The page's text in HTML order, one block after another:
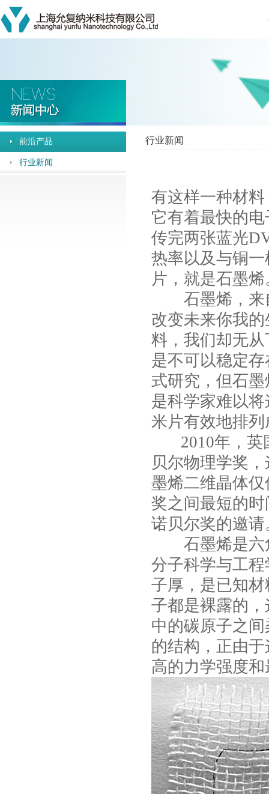
前沿产品
行业新闻
行业新闻
有这样一种材
它有着最快的
传完两张蓝光
热率以及与铜
片，就是石墨烯
石墨烯，来自
改变未来你我
料，我们却无
是不可以稳定
式研究，但石
是科学家难以
米片有效地排
2010年，英
贝尔物理学奖
墨烯二维晶体
奖之间最短的
诺贝尔奖的邀请
石墨烯是六角
分子科学与工
子厚，是已知
子都是裸露的
中的碳原子之
的结构，正由
高的力学强度